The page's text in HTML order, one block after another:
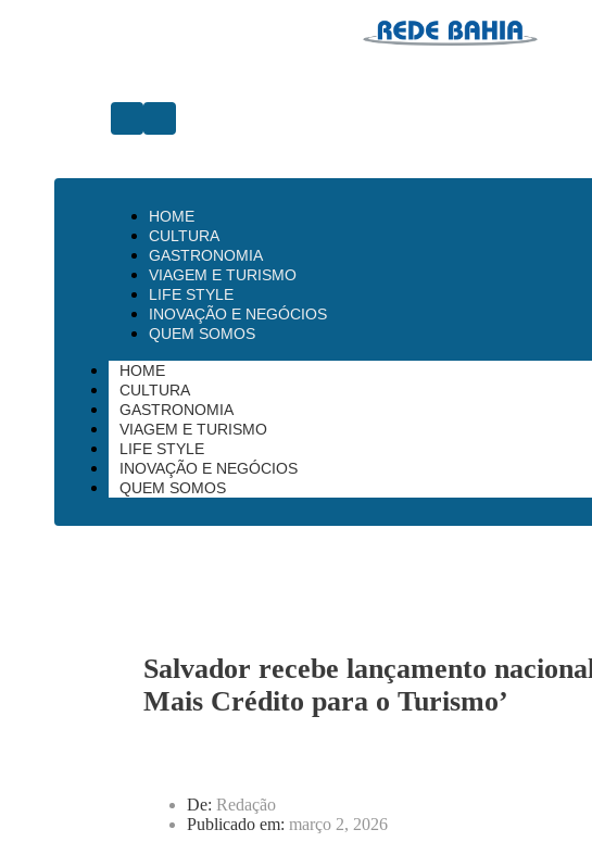
HOME
CULTURA
GASTRONOMIA
VIAGEM E TURISMO
LIFE STYLE
INOVAÇÃO E NEGÓCIOS
QUEM SOMOS
HOME
CULTURA
GASTRONOMIA
VIAGEM E TURISMO
LIFE STYLE
INOVAÇÃO E NEGÓCIOS
QUEM SOMOS
Salvador recebe lançamento
Mais Crédito para o Turismo’
De: Redação
Publicado em: março 2, 2026